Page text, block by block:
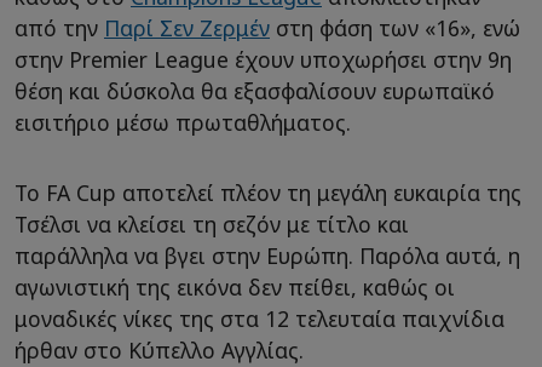
από την Παρί Σεν Ζερμέν στη φάση των «16», ενώ
στην Premier League έχουν υποχωρήσει στην 9η
θέση και δύσκολα θα εξασφαλίσουν ευρωπαϊκό
εισιτήριο μέσω πρωταθλήματος.
Το FA Cup αποτελεί πλέον τη μεγάλη ευκαιρία της
Τσέλσι να κλείσει τη σεζόν με τίτλο και
παράλληλα να βγει στην Ευρώπη. Παρόλα αυτά, η
αγωνιστική της εικόνα δεν πείθει, καθώς οι
μοναδικές νίκες της στα 12 τελευταία παιχνίδια
ήρθαν στο Κύπελλο Αγγλίας.